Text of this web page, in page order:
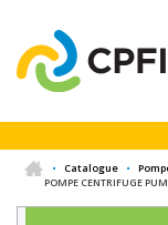
• Catalogue •
POMPE CENTRIFUGE